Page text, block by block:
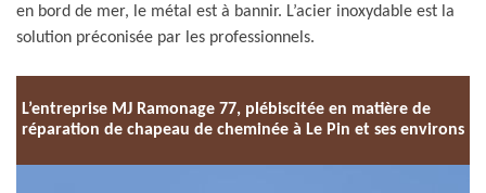
en bord de mer, le métal est à bannir. L’acier inoxydable est la
solution préconisée par les professionnels.
L’entreprise MJ Ramonage 77, plébiscitée en matière de
réparation de chapeau de cheminée à Le Pin et ses environs